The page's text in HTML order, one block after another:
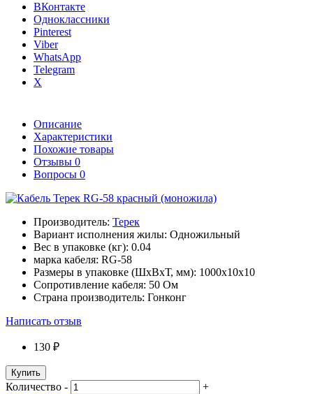
ВКонтакте
Одноклассники
Pinterest
Viber
WhatsApp
Telegram
X
Описание
Характеристики
Похожие товары
Отзывы 0
Вопросы 0
Производитель: Терек
Вариант исполнения жилы: Одножильный
Вес в упаковке (кг): 0.04
марка кабеля: RG-58
Размеры в упаковке (ШxВxТ, мм): 1000x10x10
Сопротивление кабеля: 50 Ом
Страна производитель: Гонконг
Написать отзыв
130 ₽
Купить
Количество -
+